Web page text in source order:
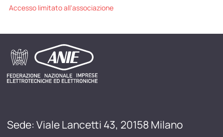
Accesso limitato all'associazione
Sede: Viale Lancetti 43, 20158 Milano